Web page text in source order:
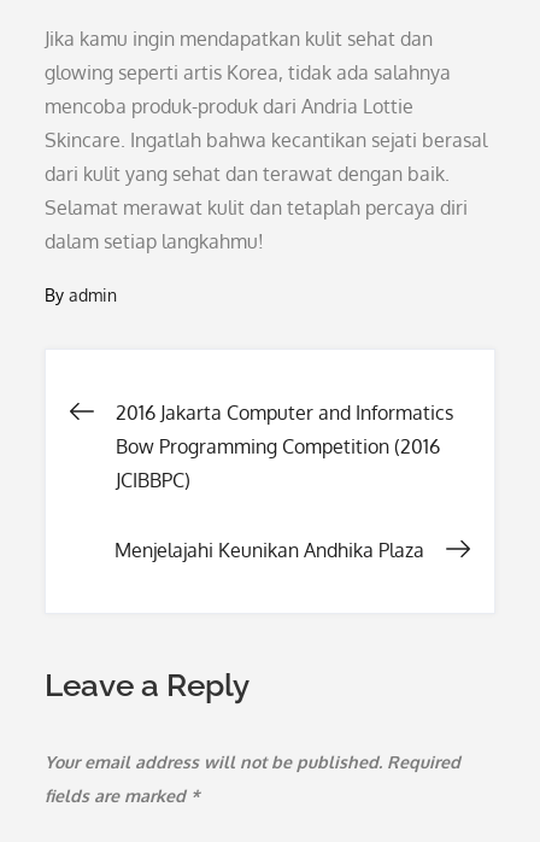
Jika kamu ingin mendapatkan kulit sehat dan
glowing seperti artis Korea, tidak ada salahnya
mencoba produk-produk dari Andria Lottie
Skincare. Ingatlah bahwa kecantikan sejati berasal
dari kulit yang sehat dan terawat dengan baik.
Selamat merawat kulit dan tetaplah percaya diri
dalam setiap langkahmu!
Byadmin
Post
navigation
2016 Jakarta Computer and Informatics
Bow Programming Competition (2016
JCIBBPC)
Menjelajahi Keunikan Andhika Plaza
Leave a Reply
Your email address will not be published. Required
fields are marked *